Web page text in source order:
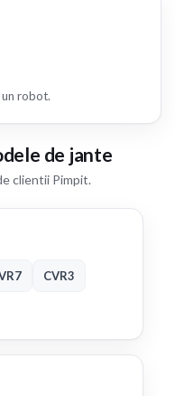
robot.
de jante
clientii Pimpit.
CVR3